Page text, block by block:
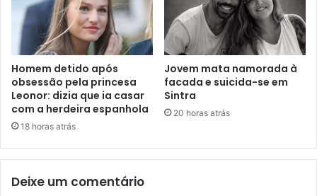
Homem detido após
obsessão pela princesa
Leonor: dizia que ia casar
com a herdeira espanhola
18 horas atrás
Jovem mata namorada à
facada e suicida-se em
Sintra
20 horas atrás
Deixe um comentário